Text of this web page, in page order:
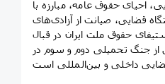
احیای حقوق عامه، مبارزه با
قضایی، صیانت از آزادی‌های
حقوق ملت ایران در قبال
از جنگ تحمیلی دوم و سوم در